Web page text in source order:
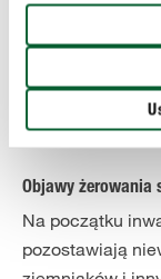
wylęgają się
tam
Objawy żerowania
Na początku
pozostawiają